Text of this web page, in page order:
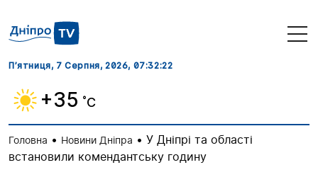
П’ятниця, 7 Серпня, 2026, 07:32:23
+35 ˚C
Головна • Новини Дніпра • У Дніпрі та області
встановили комендантську годину